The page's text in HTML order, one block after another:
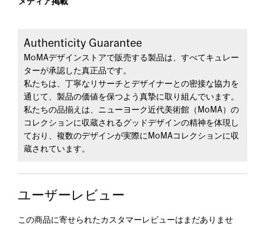
メディア掲載
Authenticity Guarantee
MoMAデザインストアで販売する製品は、すべてキュレー
ターが承認した真正品です。
私たちは、丁寧なリサーチとデザイナーとの密接な協力を
通じて、製品の価値を保つよう真摯に取り組んでいます。
私たちの品揃えは、ニューヨーク近代美術館（MoMA）の
コレクションに収蔵されるグッドデザインの精神を体現し
ており、複数のデザインが実際にMoMAコレクションに収
蔵されています。
ユーザーレビュー
この商品に寄せられたカスタマーレビューはまだありませ